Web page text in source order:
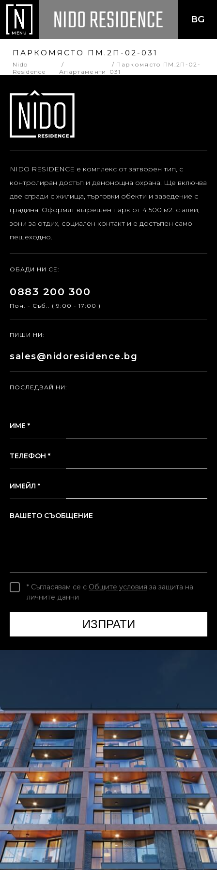
MENU
BG
ПАРКОМЯСТО ПМ.2П-02-031
Nido
Residence
Апартаменти
Паркомясто ПМ.2П-02-
031
NIDO RESIDENCE е комплекс от затворен тип, с
контролиран достъп и денонощна охрана. Ще включва
две сгради с жилища, търговки обекти и заведение с
градина. Оформят вътрешен парк от 4 500 м2. с алеи,
зони за отдих, социален контакт и е достъпен само
пешеходно.
ОБАДИ НИ СЕ:
0883 200 300
Пон. - Съб.. ( 9:00 - 17:00 )
ПИШИ НИ:
sales@nidoresidence.bg
ПОСЛЕДВАЙ НИ:
ИМЕ *
ТЕЛЕФОН *
ИМЕЙЛ *
ВАШЕТО СЪОБЩЕНИЕ
* Съгласявам се с Общите условия за защита на
личните данни